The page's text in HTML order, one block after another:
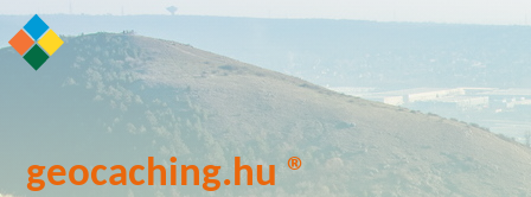
geocaching.hu ®